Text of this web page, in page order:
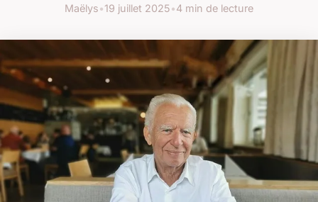
Maëlys•19 juillet 2025•4 min de lecture